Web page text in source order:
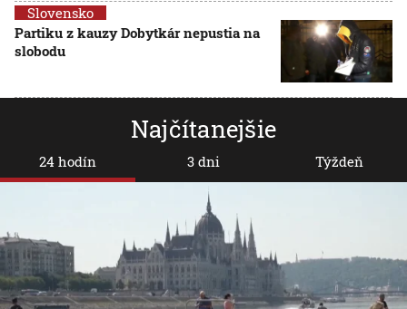
Slovensko
Partiku z kauzy Dobytkár nepustia na
slobodu
Najčítanejšie
24 hodín 3 dni Týždeň